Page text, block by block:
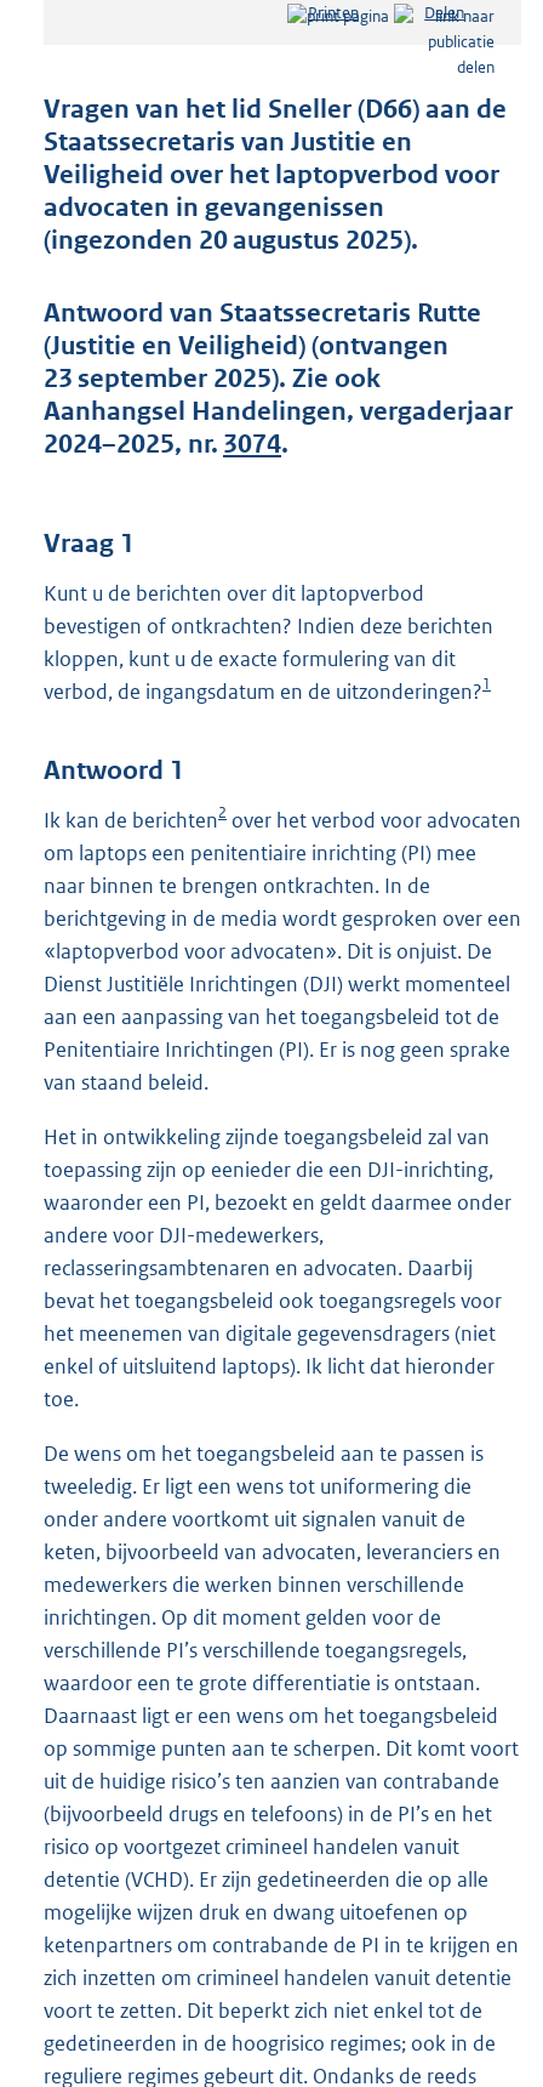
s
n
d
s
g
r
o
e
:
4
5
Printen Delen
Vragen van het lid Sneller (D66) aan de
Staatssecretaris van Justitie en
Veiligheid over het laptopverbod voor
advocaten in gevangenissen
(ingezonden 20 augustus 2025).
Antwoord van Staatssecretaris Rutte
(Justitie en Veiligheid) (ontvangen
23 september 2025). Zie ook
Aanhangsel Handelingen, vergaderjaar
2024–2025, nr. 3074.
Vraag 1
Kunt u de berichten over dit laptopverbod
bevestigen of ontkrachten? Indien deze berichten
kloppen, kunt u de exacte formulering van dit
verbod, de ingangsdatum en de uitzonderingen?1
Antwoord 1
Ik kan de berichten2 over het verbod voor advocaten
om laptops een penitentiaire inrichting (PI) mee
naar binnen te brengen ontkrachten. In de
berichtgeving in de media wordt gesproken over een
«laptopverbod voor advocaten». Dit is onjuist. De
Dienst Justitiële Inrichtingen (DJI) werkt momenteel
aan een aanpassing van het toegangsbeleid tot de
Penitentiaire Inrichtingen (PI). Er is nog geen sprake
van staand beleid.
Het in ontwikkeling zijnde toegangsbeleid zal van
toepassing zijn op eenieder die een DJI-inrichting,
waaronder een PI, bezoekt en geldt daarmee onder
andere voor DJI-medewerkers,
reclasseringsambtenaren en advocaten. Daarbij
bevat het toegangsbeleid ook toegangsregels voor
het meenemen van digitale gegevensdragers (niet
enkel of uitsluitend laptops). Ik licht dat hieronder
toe.
De wens om het toegangsbeleid aan te passen is
tweeledig. Er ligt een wens tot uniformering die
onder andere voortkomt uit signalen vanuit de
keten, bijvoorbeeld van advocaten, leveranciers en
medewerkers die werken binnen verschillende
inrichtingen. Op dit moment gelden voor de
verschillende PI’s verschillende toegangsregels,
waardoor een te grote differentiatie is ontstaan.
Daarnaast ligt er een wens om het toegangsbeleid
op sommige punten aan te scherpen. Dit komt voort
uit de huidige risico’s ten aanzien van contrabande
(bijvoorbeeld drugs en telefoons) in de PI’s en het
risico op voortgezet crimineel handelen vanuit
detentie (VCHD). Er zijn gedetineerden die op alle
mogelijke wijzen druk en dwang uitoefenen op
ketenpartners om contrabande de PI in te krijgen en
zich inzetten om crimineel handelen vanuit detentie
voort te zetten. Dit beperkt zich niet enkel tot de
gedetineerden in de hoogrisico regimes; ook in de
reguliere regimes gebeurt dit. Ondanks de reeds